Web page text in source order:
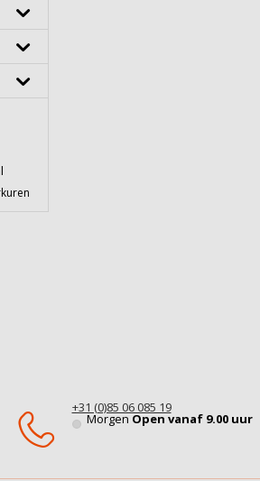
+31 (0)85 06 085 19
MorgenOpen vanaf 9.00 uur